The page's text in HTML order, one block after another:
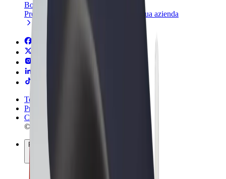
Bolt per le aziende
Prodotti e servizi Bolt scalabili per la tua azienda
Termini e condizioni
Privacy
Cookies
© 2026 Bolt Technology OÜ
Prodotti
Corse